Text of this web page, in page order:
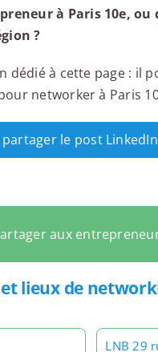
Porteuse de
l'événement
à Paris 10e, ou
?
dédié à cette page : il
networker à Paris
le post
aux
lieux de
LNB 29